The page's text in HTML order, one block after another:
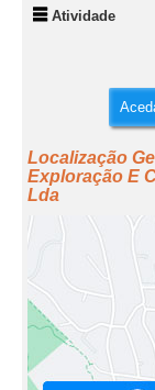
Atividade
Localização
Exploração E
Lda